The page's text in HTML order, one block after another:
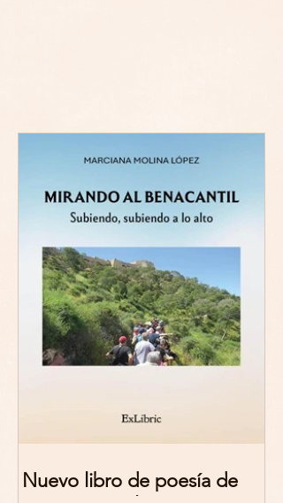
Nuevo libro de poesía de